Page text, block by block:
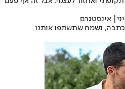
אינסטגרם
נשמח שתשתפו אותנו